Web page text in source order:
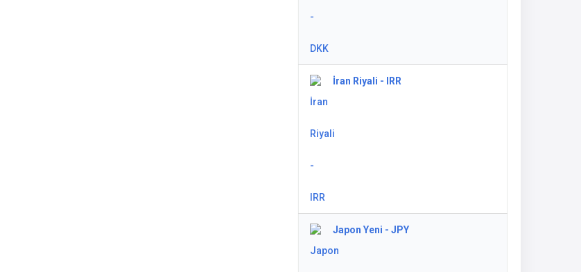
İran Riyali - IRR
Japon Yeni - JPY